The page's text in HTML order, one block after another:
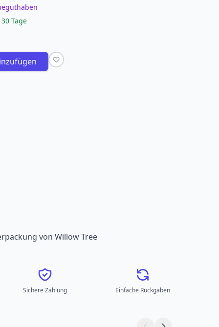
Tage
von Willow Tree
Sichere Zahlung Einfache Rückgaben